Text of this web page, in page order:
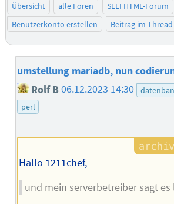
Übersicht alle Foren SELFHTML-Forum
Benutzerkonto erstellen
Beitrag im
umstellung mariadb, nun
Rolf B06.12.2023 14:30
perl
Hallo 1211chef,
und mein serverbetreiber sagt es